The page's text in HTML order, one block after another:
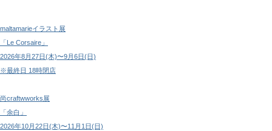
maltamarieイラスト展
「Le Corsaire」
2026年8月27日(木)〜9月6日(日)
※最終日 18時閉店
尚craftwworks展
「余白」
2026年10月22日(木)〜11月1日(日)